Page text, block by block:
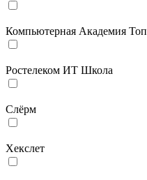
Компьютерная Академия Топ
Ростелеком ИТ Школа
Слёрм
Хекслет